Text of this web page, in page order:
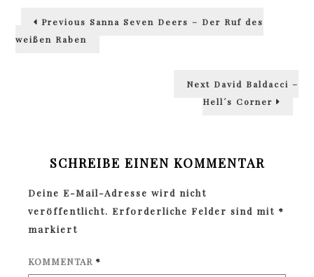
Beitragsnavigation
Previous Previous
Sanna Seven Deers – Der Ruf des
weißen Raben
Next Next
David Baldacci –
Hell´s Corner
SCHREIBE EINEN KOMMENTAR
Deine E-Mail-Adresse wird nicht
veröffentlicht. Erforderliche Felder sind mit *
markiert
KOMMENTAR *